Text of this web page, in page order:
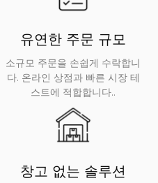
유연한 주문 규모
소규모 주문을 손쉽게 수락합니
다. 온라인 상점과 빠른 시장 테
스트에 적합합니다..
창고 없는 솔루션